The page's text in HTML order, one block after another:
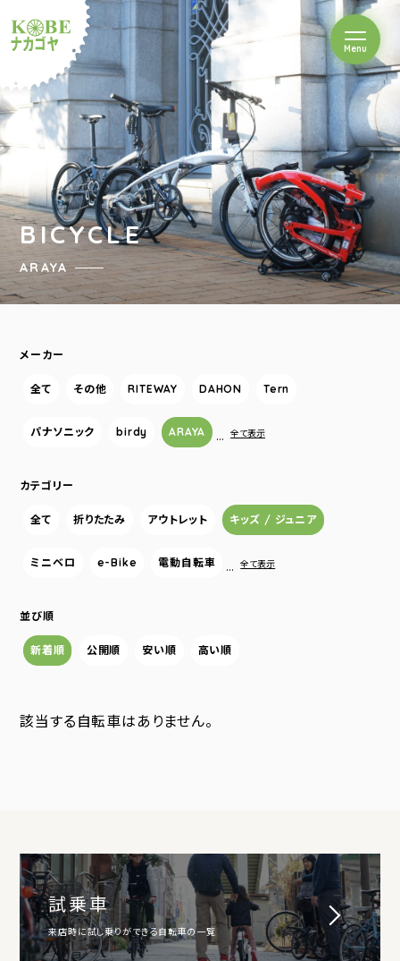
ルショップナカゴヤ
Menuを開閉
BICYCLE
ARAYA
メーカー
全て その他 RITEWAY DAHON Tern
パナソニック birdy ARAYA … 全て表示
カテゴリー
全て 折りたたみ アウトレット キッズ / ジュニア
ミニベロ e-Bike 電動自転車 … 全て表示
並び順
新着順 公開順 安い順 高い順
該当する自転車はありません。
試乗車
来店時に試し乗りができる自転車の一覧